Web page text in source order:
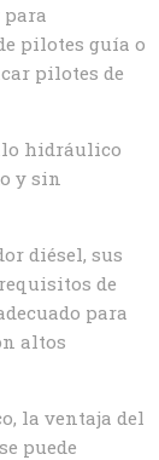
pilotes guía o
pilotes de
hidráulico
y sin
diésel, sus
de
para
altos
la ventaja del
puede